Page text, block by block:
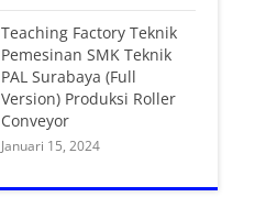
Teaching Factory Teknik
Pemesinan SMK Teknik
PAL Surabaya (Full
Version) Produksi Roller
Conveyor
Januari 15, 2024